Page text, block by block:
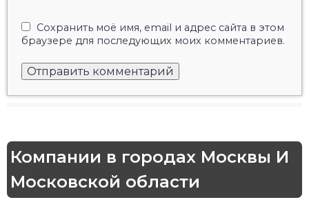
Сохранить моё имя, email и адрес сайта в этом
браузере для последующих моих комментариев.
Компании в городах Москвы И
Московской области